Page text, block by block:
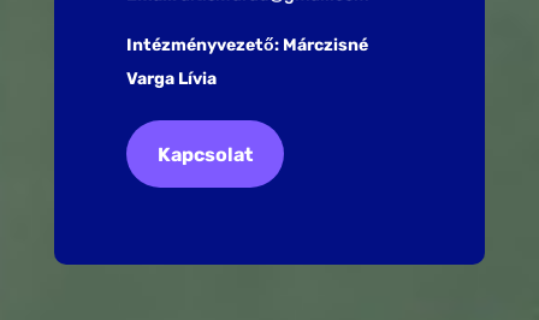
Intézményvezető: Márczisné
Varga Lívia
Kapcsolat